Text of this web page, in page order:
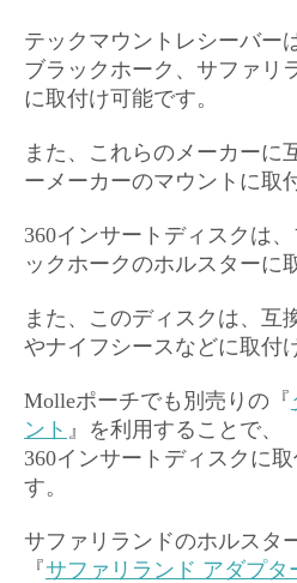
テックマウントレシーバー
ブラックホーク、サファリ
に取付け可能です。
また、これらのメーカーに
ーメーカーのマウントに取
360インサートディスクは
ックホークのホルスターに
また、このディスクは、互
やナイフシースなどに取付
Molleポーチでも別売りの『
ント 』を利用することで、
360インサートディスクに
す。
サファリランドのホルスタ
『サファリランド アダプタ